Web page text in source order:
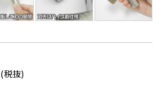
(税抜)